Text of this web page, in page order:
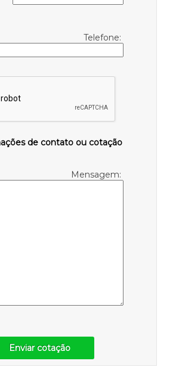
Telefone:
de contato ou cotação
Mensagem:
Enviar cotação